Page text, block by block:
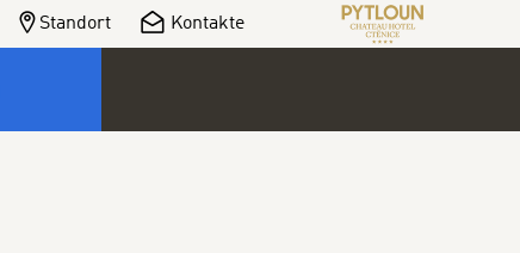
Standort Kontakte